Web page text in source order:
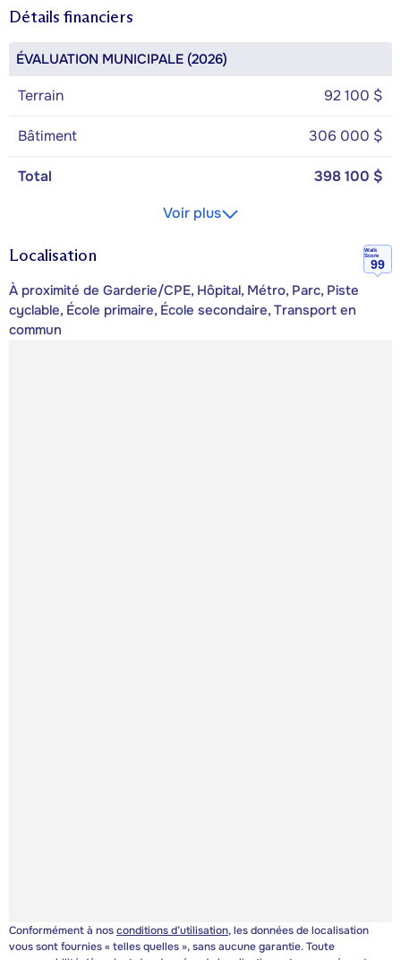
Détails financiers
ÉVALUATION MUNICIPALE (2026)
Terrain 92 100 $
Bâtiment 306 000 $
Total
398 100 $
Voir plus
Localisation
Walk
Score
99
À proximité de Garderie/CPE, Hôpital, Métro, Parc, Piste
cyclable, École primaire, École secondaire, Transport en
commun
Conformément à nosconditions d’utilisation, les données de localisation
vous sont fournies « telles quelles », sans aucune garantie. Toute